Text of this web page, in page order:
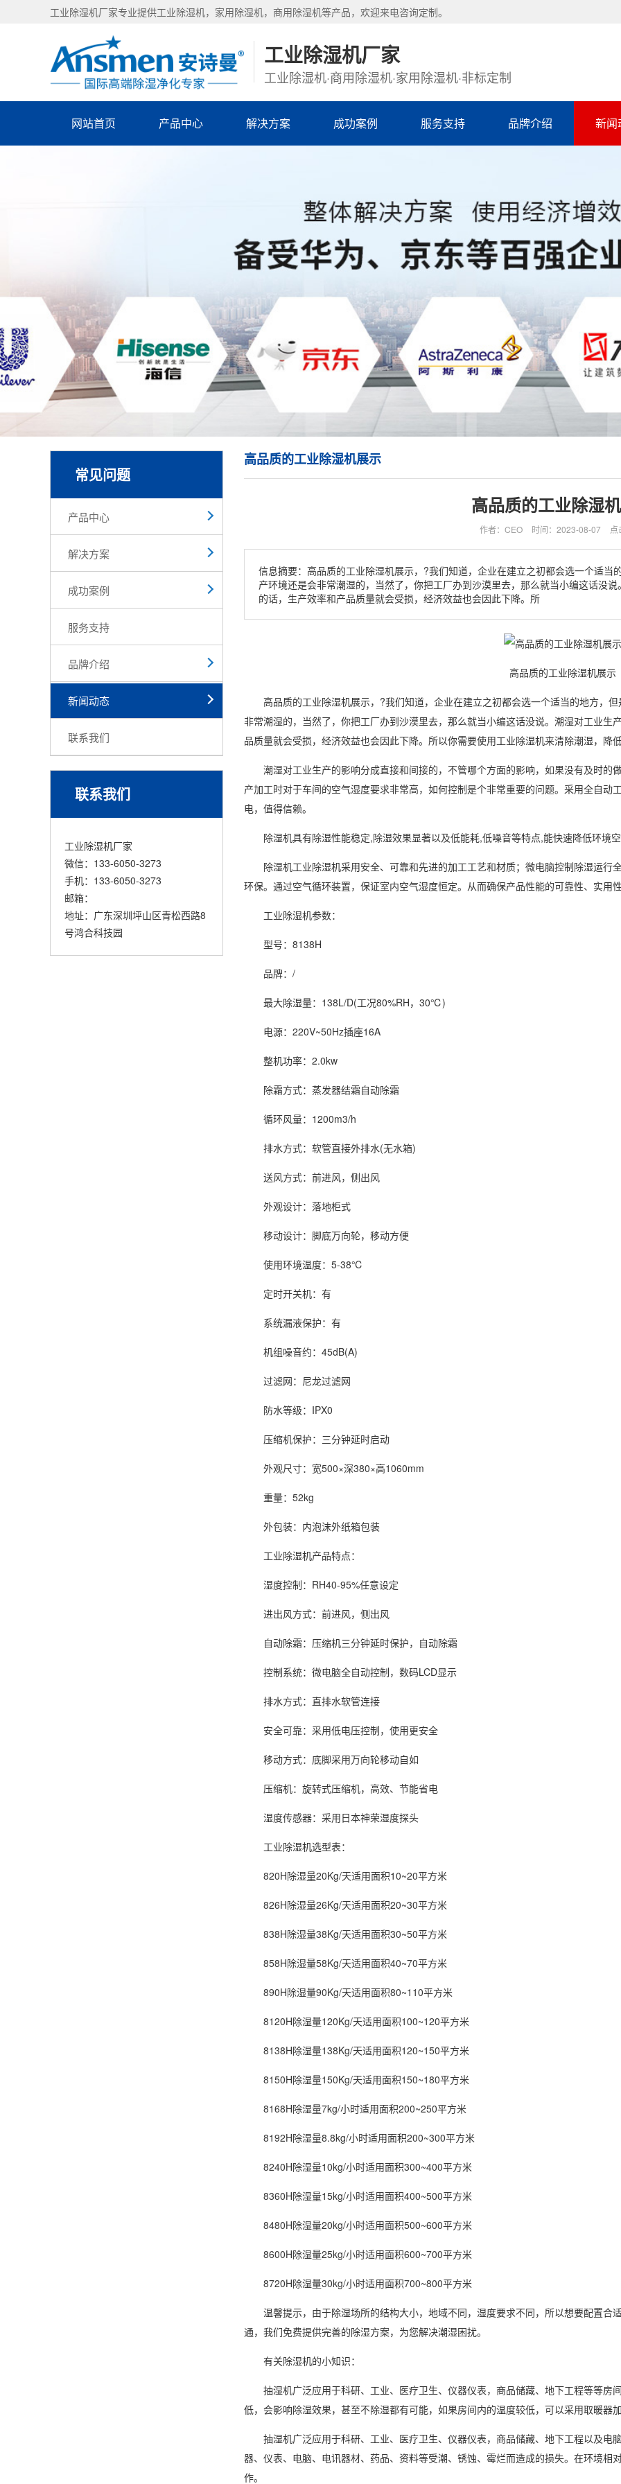
工业除湿机厂家专业提供工业除湿机，家用除湿机，商用除湿机等产品，欢迎来电咨询定制。
工业除湿机厂家
工业除湿机·商用除湿机·家用除湿机·非标定制
网站首页 产品中心 解决方案 成功案例 服务支持 品牌介绍 新闻
常见问题
产品中心
解决方案
成功案例
服务支持
品牌介绍
新闻动态
联系我们
联系我们
工业除湿机厂家
微信：133-6050-3273
手机：133-6050-3273
邮箱：
地址：广东深圳坪山区青松西路8
号鸿合科技园
高品质的工业除湿机展示
高品质的工业除湿
作者：CEO 时间：2023-08-07 点
信息摘要：高品质的工业除湿机展示，?我们知道，企业在建立之初都会选一个适
产环境还是会非常潮湿的，当然了，你把工厂办到沙漠里去，那么就当小编这话没
的话，生产效率和产品质量就会受损，经济效益也会因此下降。所
高品质的工业除湿机展示
高品质的工业除湿机展示，?我们知道，企业在建立之初都会选一个适当的地方，
非常潮湿的，当然了，你把工厂办到沙漠里去，那么就当小编这话没说。潮湿对工业
品质量就会受损，经济效益也会因此下降。所以你需要使用工业除湿机来清除潮湿，降
潮湿对工业生产的影响分成直接和间接的，不管哪个方面的影响，如果没有及时的
产加工时对于车间的空气湿度要求非常高，如何控制是个非常重要的问题。采用全自动
电，值得信赖。
除湿机具有除湿性能稳定,除湿效果显著以及低能耗,低噪音等特点,能快速降低环境
除湿机工业除湿机采用安全、可靠和先进的加工工艺和材质；微电脑控制除湿运
环保。通过空气循环装置，保证室内空气湿度恒定。从而确保产品性能的可靠性、实用
工业除湿机参数：
型号：8138H
品牌：/
最大除湿量：138L/D(工况80%RH，30℃)
电源：220V~50Hz插座16A
整机功率：2.0kw
除霜方式：蒸发器结霜自动除霜
循环风量：1200m3/h
排水方式：软管直接外排水(无水箱)
送风方式：前进风，侧出风
外观设计：落地柜式
移动设计：脚底万向轮，移动方便
使用环境温度：5-38℃
定时开关机：有
系统漏液保护：有
机组噪音约：45dB(A)
过滤网：尼龙过滤网
防水等级：IPX0
压缩机保护：三分钟延时启动
外观尺寸：宽500×深380×高1060mm
重量：52kg
外包装：内泡沫外纸箱包装
工业除湿机产品特点：
湿度控制：RH40-95%任意设定
进出风方式：前进风，侧出风
自动除霜：压缩机三分钟延时保护，自动除霜
控制系统：微电脑全自动控制，数码LCD显示
排水方式：直排水软管连接
安全可靠：采用低电压控制，使用更安全
移动方式：底脚采用万向轮移动自如
压缩机：旋转式压缩机，高效、节能省电
湿度传感器：采用日本神荣湿度探头
工业除湿机选型表：
820H除湿量20Kg/天适用面积10~20平方米
826H除湿量26Kg/天适用面积20~30平方米
838H除湿量38Kg/天适用面积30~50平方米
858H除湿量58Kg/天适用面积40~70平方米
890H除湿量90Kg/天适用面积80~110平方米
8120H除湿量120Kg/天适用面积100~120平方米
8138H除湿量138Kg/天适用面积120~150平方米
8150H除湿量150Kg/天适用面积150~180平方米
8168H除湿量7kg/小时适用面积200~250平方米
8192H除湿量8.8kg/小时适用面积200~300平方米
8240H除湿量10kg/小时适用面积300~400平方米
8360H除湿量15kg/小时适用面积400~500平方米
8480H除湿量20kg/小时适用面积500~600平方米
8600H除湿量25kg/小时适用面积600~700平方米
8720H除湿量30kg/小时适用面积700~800平方米
温馨提示，由于除湿场所的结构大小，地域不同，湿度要求不同，所以想要配置合
通，我们免费提供完善的除湿方案，为您解决潮湿困扰。
有关除湿机的小知识：
抽湿机广泛应用于科研、工业、医疗卫生、仪器仪表，商品储藏、地下工程等等
低，会影响除湿效果，甚至不除湿都有可能，如果房间内的温度较低，可以采用取暖器
抽湿机广泛应用于科研、工业、医疗卫生、仪器仪表，商品储藏、地下工程以及电
器、仪表、电脑、电讯器材、药品、资料等受潮、锈蚀、霉烂而造成的损失。在环境相
作。